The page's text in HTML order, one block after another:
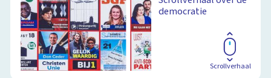
democratie
Scrollverhaal